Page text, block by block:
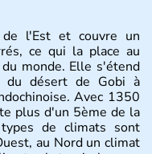
l'Est et couvre un
ce qui la place au
monde. Elle s'étend
du désert de Gobi à
Avec 1350
plus d'un 5ème de la
de climats sont
au Nord un climat